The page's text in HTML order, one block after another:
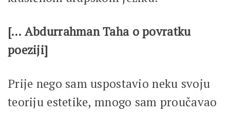
[… Abdurrahman Taha o povratku
poeziji]
Prije nego sam uspostavio neku svoju
teoriju estetike, mnogo sam proučavao